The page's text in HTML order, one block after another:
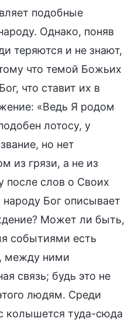
подобные
Однако, поняв
теряются и не знают,
что темой Божьих
что ставит их в
«Ведь Я родом
лотосу, у
но нет
из грязи, а не из
после слов о Своих
Бог описывает
Может ли быть,
событиями есть
между ними
связь; будь это не
людям. Среди
колышется туда-сюда